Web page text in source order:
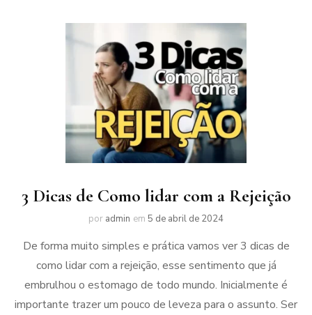
3 Dicas de Como lidar com a Rejeição
por admin em 5 de abril de 2024
De forma muito simples e prática vamos ver 3 dicas de
como lidar com a rejeição, esse sentimento que já
embrulhou o estomago de todo mundo. Inicialmente é
importante trazer um pouco de leveza para o assunto. Ser